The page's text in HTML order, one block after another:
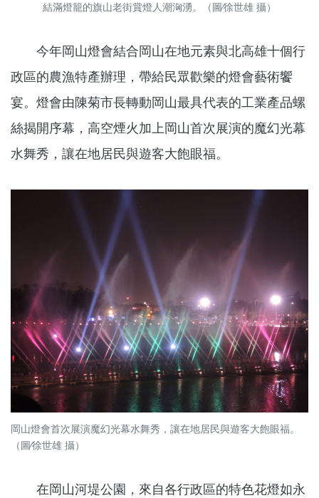
結滿燈籠的旗山老街賞燈人潮洶湧。（圖∕徐世雄 攝）
今年岡山燈會結合岡山在地元素與北高雄十個行
政區的農漁特產辦理，帶給民眾歡樂的燈會藝術饗
宴。燈會由陳菊市長轉動岡山最具代表的工業產品螺
絲揭開序幕，高空煙火加上岡山首次展演的魔幻光幕
水舞秀，讓在地居民與遊客大飽眼福。
岡山燈會首次展演魔幻光幕水舞秀，讓在地居民與遊客大飽眼福。
（圖∕徐世雄 攝）
在岡山河堤公園，來自各行政區的特色花燈如永